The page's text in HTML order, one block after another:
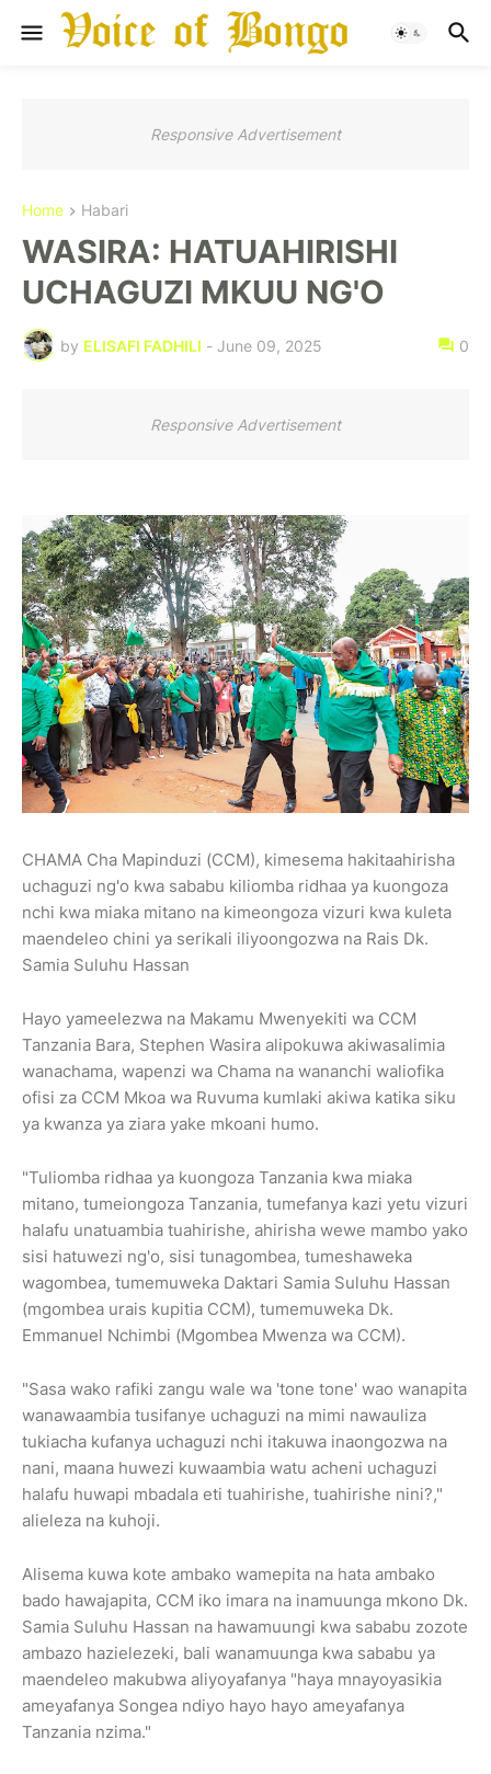
Responsive Advertisement
Home Habari
WASIRA: HATUAHIRISHI
UCHAGUZI MKUU NG'O
by ELISAFI FADHILI - June 09, 2025 0
Responsive Advertisement
CHAMA Cha Mapinduzi (CCM), kimesema hakitaahirisha
uchaguzi ng'o kwa sababu kiliomba ridhaa ya kuongoza
nchi kwa miaka mitano na kimeongoza vizuri kwa kuleta
maendeleo chini ya serikali iliyoongozwa na Rais Dk.
Samia Suluhu Hassan
Hayo yameelezwa na Makamu Mwenyekiti wa CCM
Tanzania Bara, Stephen Wasira alipokuwa akiwasalimia
wanachama, wapenzi wa Chama na wananchi waliofika
ofisi za CCM Mkoa wa Ruvuma kumlaki akiwa katika siku
ya kwanza ya ziara yake mkoani humo.
"Tuliomba ridhaa ya kuongoza Tanzania kwa miaka
mitano, tumeiongoza Tanzania, tumefanya kazi yetu vizuri
halafu unatuambia tuahirishe, ahirisha wewe mambo yako
sisi hatuwezi ng'o, sisi tunagombea, tumeshaweka
wagombea, tumemuweka Daktari Samia Suluhu Hassan
(mgombea urais kupitia CCM), tumemuweka Dk.
Emmanuel Nchimbi (Mgombea Mwenza wa CCM).
"Sasa wako rafiki zangu wale wa 'tone tone' wao wanapita
wanawaambia tusifanye uchaguzi na mimi nawauliza
tukiacha kufanya uchaguzi nchi itakuwa inaongozwa na
nani, maana huwezi kuwaambia watu acheni uchaguzi
halafu huwapi mbadala eti tuahirishe, tuahirishe nini?,"
alieleza na kuhoji.
Alisema kuwa kote ambako wamepita na hata ambako
bado hawajapita, CCM iko imara na inamuunga mkono Dk.
Samia Suluhu Hassan na hawamuungi kwa sababu zozote
ambazo hazielezeki, bali wanamuunga kwa sababu ya
maendeleo makubwa aliyoyafanya "haya mnayoyasikia
ameyafanya Songea ndiyo hayo hayo ameyafanya
Tanzania nzima."